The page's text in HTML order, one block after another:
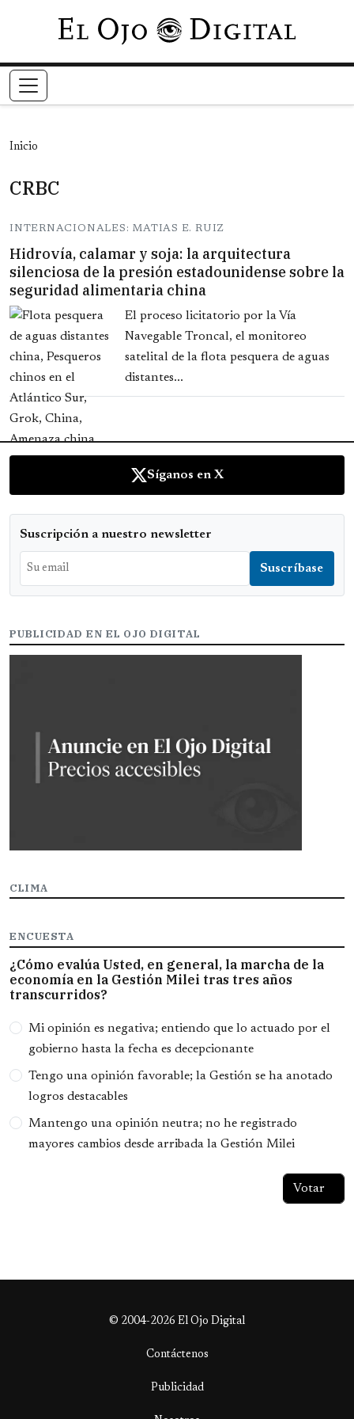
Pasar al contenido principal
Inicio
CRBC
INTERNACIONALES: MATIAS E. RUIZ
Hidrovía, calamar y soja: la arquitectura
silenciosa de la presión estadounidense sobre la
seguridad alimentaria china
El proceso licitatorio por la Vía
Navegable Troncal, el monitoreo
satelital de la flota pesquera de aguas
distantes...
Síganos en X
Suscripción a nuestro newsletter
PUBLICIDAD EN EL OJO DIGITAL
CLIMA
ENCUESTA
¿Cómo evalúa Usted, en general, la marcha de la
economía en la Gestión Milei tras tres años
transcurridos?
Opciones
Mi opinión es negativa; entiendo que lo actuado por el
gobierno hasta la fecha es decepcionante
Tengo una opinión favorable; la Gestión se ha anotado
logros destacables
Mantengo una opinión neutra; no he registrado
mayores cambios desde arribada la Gestión Milei
© 2004-2026 El Ojo Digital
Contáctenos
Publicidad